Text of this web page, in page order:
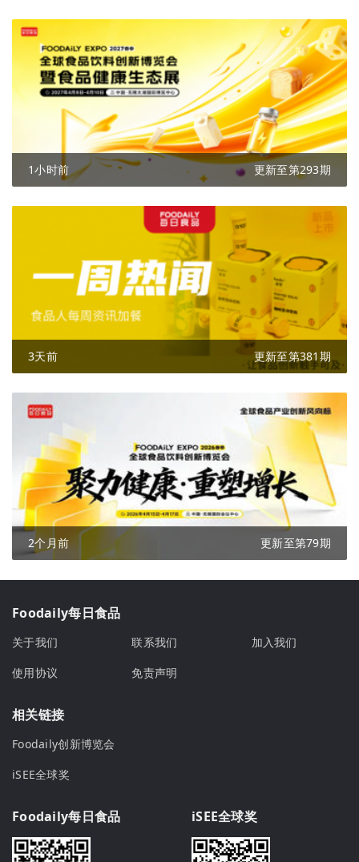
1小时前 更新至第293期
3天前 更新至第381期
2个月前 更新至第79期
Foodaily每日食品
关于我们 联系我们
加入我们
使用协议
免责声明
相关链接
Foodaily创新博览会
iSEE全球奖
Foodaily每日食品 iSEE全球奖